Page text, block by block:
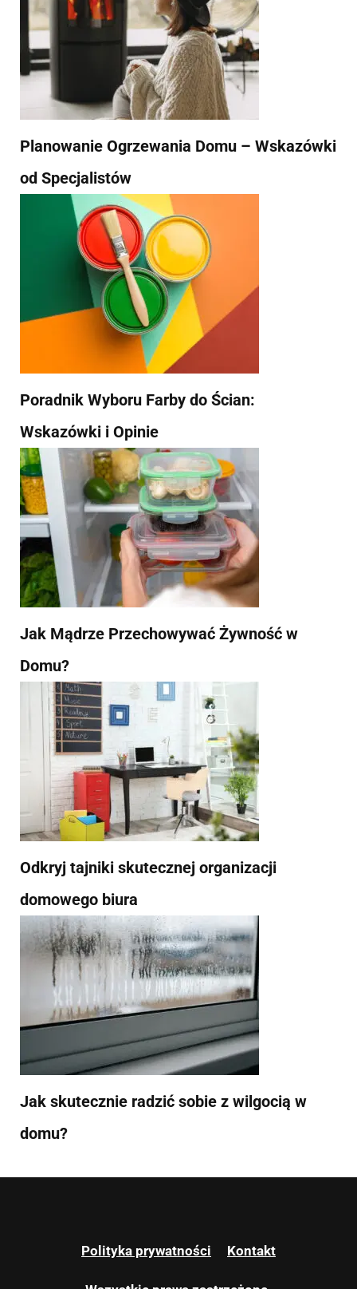
Planowanie Ogrzewania Domu – Wskazówki
od Specjalistów
Poradnik Wyboru Farby do Ścian:
Wskazówki i Opinie
Jak Mądrze Przechowywać Żywność w
Domu?
Odkryj tajniki skutecznej organizacji
domowego biura
Jak skutecznie radzić sobie z wilgocią w
domu?
Polityka prywatności Kontakt